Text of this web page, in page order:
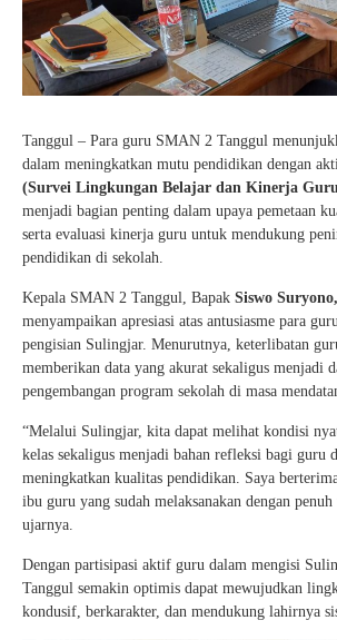
Tanggul – Para guru SMAN 2 Tanggul
dalam meningkatkan mutu pendidikan dengan
(Survei Lingkungan Belajar dan Kinerja
menjadi bagian penting dalam upaya pemetaan
serta evaluasi kinerja guru untuk mendukung
pendidikan di sekolah.
Kepala SMAN 2 Tanggul, Bapak Siswo
menyampaikan apresiasi atas antusiasme para
pengisian Sulingjar. Menurutnya, keterlibatan
memberikan data yang akurat sekaligus menjadi
pengembangan program sekolah di masa
“Melalui Sulingjar, kita dapat melihat kondisi
kelas sekaligus menjadi bahan refleksi bagi guru
meningkatkan kualitas pendidikan. Saya
ibu guru yang sudah melaksanakan dengan
ujarnya.
Dengan partisipasi aktif guru dalam mengisi
Tanggul semakin optimis dapat mewujudkan
kondusif, berkarakter, dan mendukung lahirnya